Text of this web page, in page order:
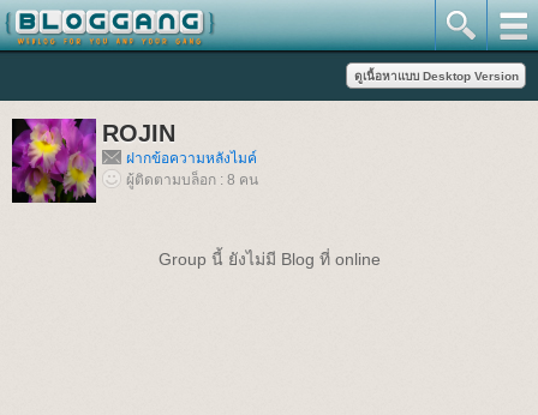
ROJIN
ฝากข้อความหลังไมค์
ผู้ติดตามบล็อก : 8 คน
Group นี้ ยังไม่มี Blog ที่ online